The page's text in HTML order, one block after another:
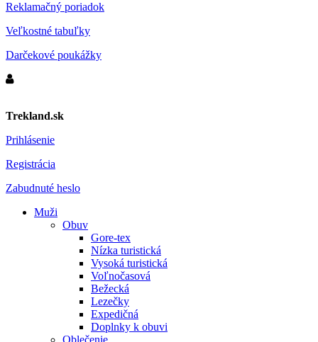
Reklamačný poriadok
Veľkostné tabuľky
Darčekové poukážky
Trekland.sk
Prihlásenie
Registrácia
Zabudnuté heslo
Muži
Obuv
Gore-tex
Nízka turistická
Vysoká turistická
Voľnočasová
Bežecká
Lezečky
Expedičná
Doplnky k obuvi
Oblečenie